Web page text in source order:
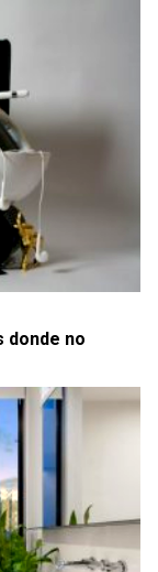
donde no